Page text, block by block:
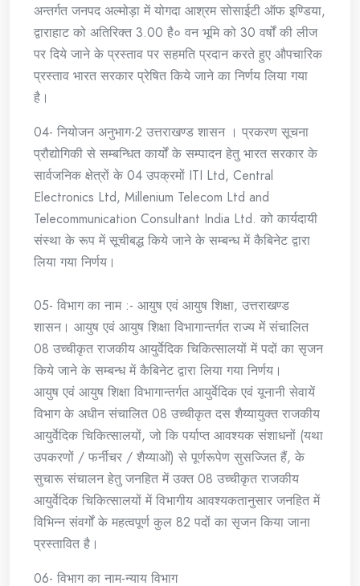
अन्तर्गत जनपद अल्मोड़ा में योगदा आश्रम सोसाईटी ऑफ इण्डिया,
द्वाराहाट को अतिरिक्त 3.00 है० वन भूमि को 30 वर्षों की लीज
पर दिये जाने के प्रस्ताव पर सहमति प्रदान करते हुए औपचारिक
प्रस्ताव भारत सरकार प्रेषित किये जाने का निर्णय लिया गया
है।
04- नियोजन अनुभाग-2 उत्तराखण्ड शासन । प्रकरण सूचना
प्रौद्योगिकी से सम्बन्धित कार्यों के सम्पादन हेतु भारत सरकार के
सार्वजनिक क्षेत्रों के 04 उपक्रमों ITI Ltd, Central
Electronics Ltd, Millenium Telecom Ltd and
Telecommunication Consultant India Ltd. को कार्यदायी
संस्था के रूप में सूचीबद्ध किये जाने के सम्बन्ध में कैबिनेट द्वारा
लिया गया निर्णय।
05- विभाग का नाम :- आयुष एवं आयुष शिक्षा, उत्तराखण्ड
शासन। आयुष एवं आयुष शिक्षा विभागान्तर्गत राज्य में संचालित
08 उच्चीकृत राजकीय आयुर्वेदिक चिकित्सालयों में पदों का सृजन
किये जाने के सम्बन्ध में कैबिनेट द्वारा लिया गया निर्णय।
आयुष एवं आयुष शिक्षा विभागान्तर्गत आयुर्वेदिक एवं यूनानी सेवायें
विभाग के अधीन संचालित 08 उच्चीकृत दस शैय्यायुक्त राजकीय
आयुर्वेदिक चिकित्सालयों, जो कि पर्याप्त आवश्यक संशाधनों (यथा
उपकरणों / फर्नीचर / शैय्याओं) से पूर्णरूपेण सुसज्जित हैं, के
सुचारू संचालन हेतु जनहित में उक्त 08 उच्चीकृत राजकीय
आयुर्वेदिक चिकित्सालयों में विभागीय आवश्यकतानुसार जनहित में
विभिन्न संवर्गों के महत्वपूर्ण कुल 82 पदों का सृजन किया जाना
प्रस्तावित है।
06- विभाग का नाम-न्याय विभाग